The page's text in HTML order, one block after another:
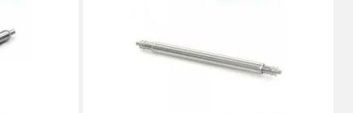
Ajouter au panier